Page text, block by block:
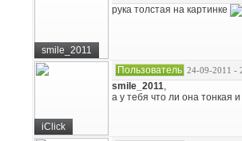
smile_2011
рука толстая на картинке
iClick
Пользователь 24-09-2011 -
smile_2011,
а у тебя что ли она тонкая